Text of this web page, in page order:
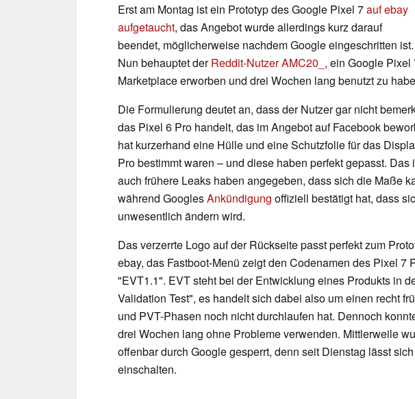
Erst am Montag ist ein Prototyp des Google Pixel 7auf ebay
aufgetaucht, das Angebot wurde allerdings kurz darauf
beendet, möglicherweise nachdem Google eingeschritten ist.
Nun behauptet derReddit-Nutzer AMC20_ , ein Google Pixel
Marketplace erworben und drei Wochen lang benutzt zu
Die Formulierung deutet an, dass der Nutzer gar nicht
das Pixel 6 Pro handelt, das im Angebot auf Facebook
hat kurzerhand eine Hülle und eine Schutzfolie für das
Pro bestimmt waren – und diese haben perfekt gepasst.
auch frühere Leaks haben angegeben, dass sich die Maße
während GooglesAnkündigung offiziell bestätigt hat, dass
unwesentlich ändern wird.
Das verzerrte Logo auf der Rückseite passt perfekt zum
ebay, das Fastboot-Menü zeigt den Codenamen des Pixel 7
"EVT1.1". EVT steht bei der Entwicklung eines Produkts in
Validation Test", es handelt sich dabei also um einen recht
und PVT-Phasen noch nicht durchlaufen hat. Dennoch
drei Wochen lang ohne Probleme verwenden. Mittlerweile
offenbar durch Google gesperrt, denn seit Dienstag lässt
einschalten.